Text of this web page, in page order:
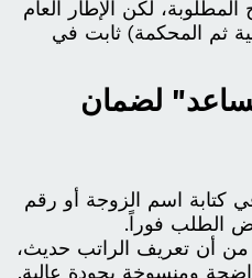
لكن الإطار العام
ثم المحكمة) ثابت في
لضمان
كتابة اسم الزوجة أو رقم
الطلب فوراً.
من أن تعريف الراتب حديث،
ومنسوخة بجودة عالية.